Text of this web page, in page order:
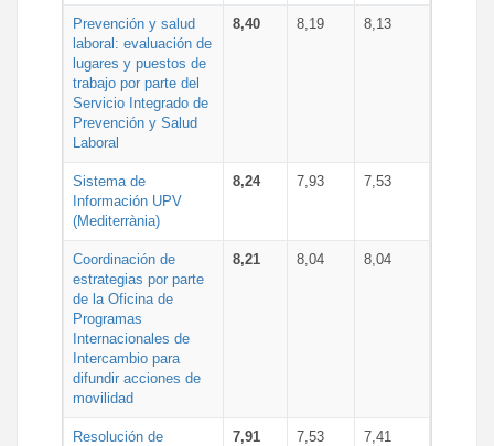
Prevención y salud
laboral: evaluación de
lugares y puestos de
trabajo por parte del
Servicio Integrado de
Prevención y Salud
Laboral
8,40 8,19 8,13
Sistema de
Información UPV
(Mediterrània)
8,24 7,93 7,53
Coordinación de
estrategias por parte
de la Oficina de
Programas
Internacionales de
Intercambio para
difundir acciones de
movilidad
8,21 8,04 8,04
Resolución de
7,91 7,53 7,41